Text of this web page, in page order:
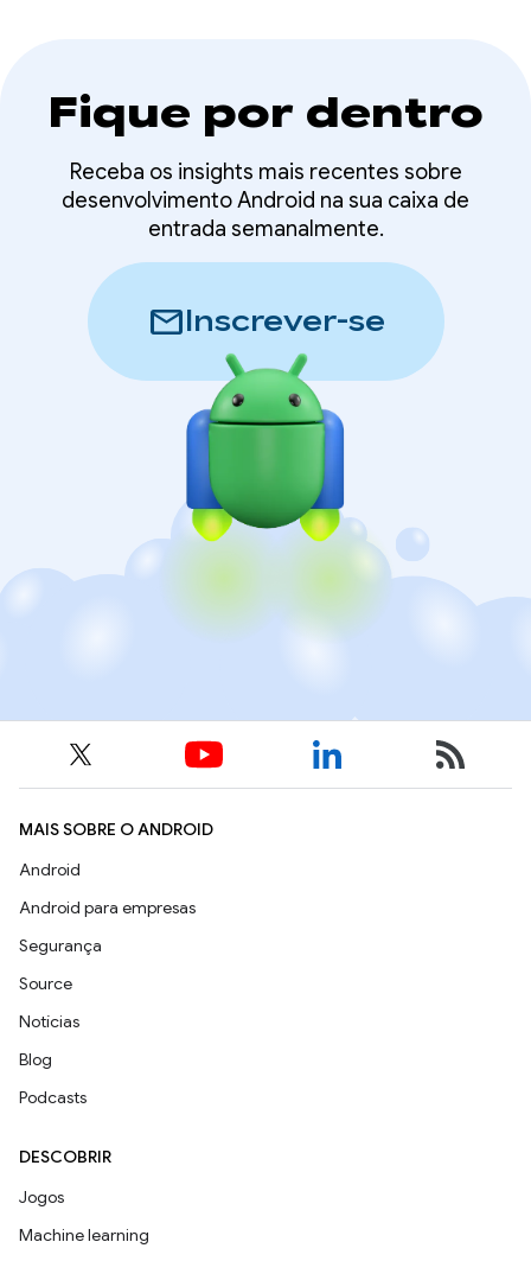
Fique por dentro
Receba os insights mais recentes sobre
desenvolvimento Android na sua caixa de
entrada semanalmente.
mailInscrever-se
MAIS SOBRE O ANDROID
Android
Android para empresas
Segurança
Source
Notícias
Blog
Podcasts
DESCOBRIR
Jogos
Machine learning